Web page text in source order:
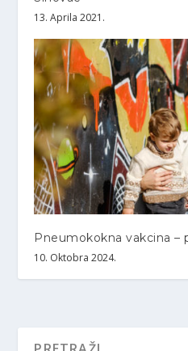
13. Aprila 2021.
Pneumokokna vakcina
10. Oktobra 2024.